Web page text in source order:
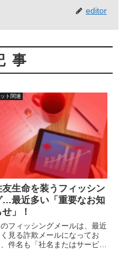
editor
事
ト関連
友生命を装うフィッシン
…最近多い「重要なお知
せ」！
フィッシングメールは、最近
見る詐欺メールになってお
、件名も「社名またはサービス